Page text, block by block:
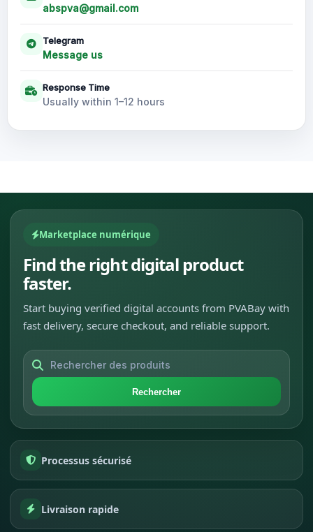
abspva@gmail.com
Telegram
Message us
Response Time
Usually within 1–12 hours
Marketplace numérique
Find the right digital product
faster.
Start buying verified digital accounts from PVABay with
fast delivery, secure checkout, and reliable support.
Rechercher
Processus sécurisé
Livraison rapide